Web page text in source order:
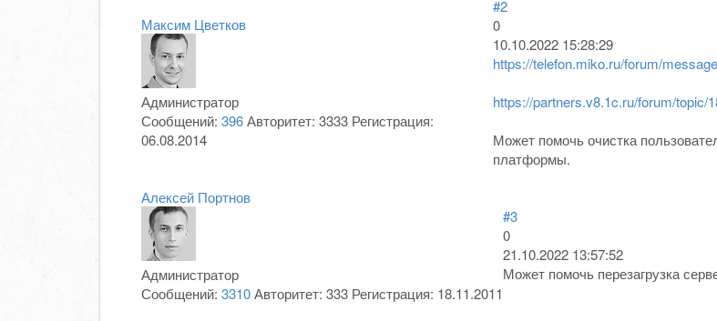
Максим Цветков
Администратор
Сообщений: 396 Авторитет: 3333 Регистрация:
06.08.2014
#2
0
10.10.2022 15:28:29
https://telefon.miko.ru/forum/
https://partners.v8.1c.ru/forum/topic/
Может помочь очистка
платформы.
Алексей Портнов
Администратор
Сообщений: 3310 Авторитет: 333 Регистрация: 18.11.2011
#3
0
21.10.2022 13:57:52
Может помочь перезагрузка